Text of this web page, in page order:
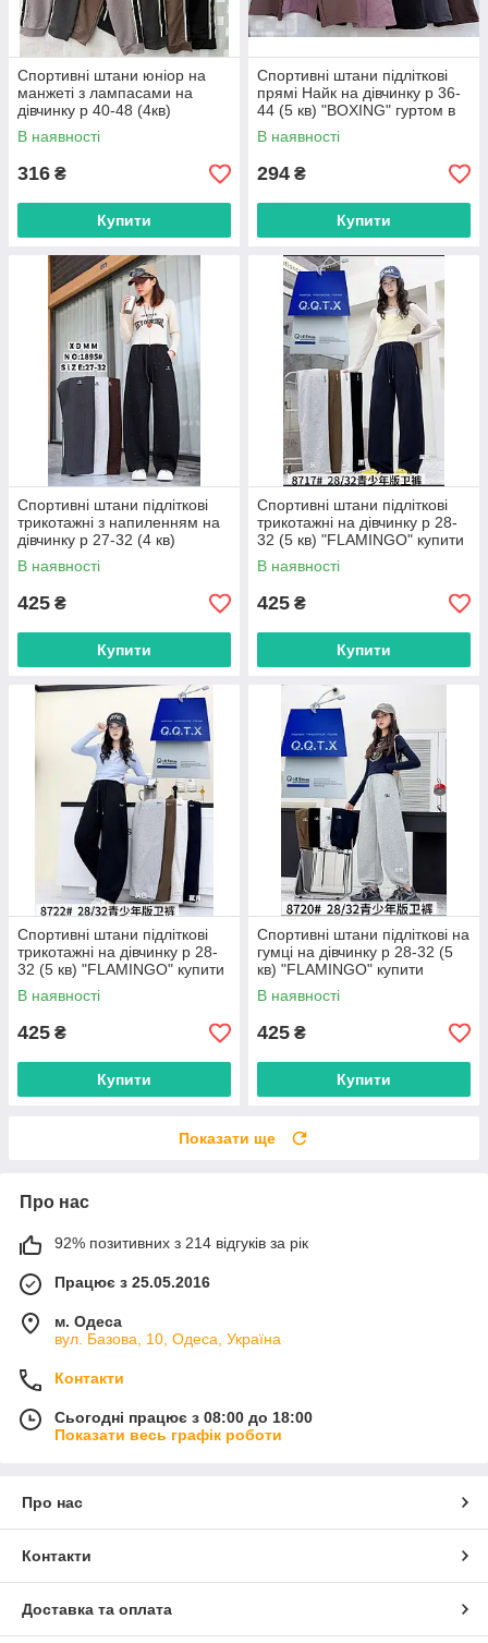
Спортивні штани юніор на
манжеті з лампасами на
дівчинку р 40-48 (4кв)
"BOXING" гуртом в Одесі на 7
км
В наявності
316 ₴
Купити
Спортивні штани підліткові
прямі Найк на дівчинку р 36-
44 (5 кв) "BOXING" гуртом в
Одесі на 7 км
В наявності
294 ₴
Купити
Спортивні штани підліткові
трикотажні з напиленням на
дівчинку р 27-32 (4 кв)
"FLAMINGO" купити гуртом в
Одесі на 7 км
В наявності
425 ₴
Купити
Спортивні штани підліткові
трикотажні на дівчинку р 28-
32 (5 кв) "FLAMINGO" купити
гуртом в Одесі на 7 км
В наявності
425 ₴
Купити
Спортивні штани підліткові
трикотажні на дівчинку р 28-
32 (5 кв) "FLAMINGO" купити
гуртом в Одесі на 7 км
В наявності
425 ₴
Купити
Спортивні штани підліткові на
гумці на дівчинку р 28-32 (5
кв) "FLAMINGO" купити
гуртом в Одесі на 7 км
В наявності
425 ₴
Купити
Показати ще
Про нас
92% позитивних з 214 відгуків за рік
Працює з 25.05.2016
м. Одеса
вул. Базова, 10, Одеса, Україна
Контакти
Сьогодні працює з 08:00 до 18:00
Показати весь графік роботи
Про нас
Контакти
Доставка та оплата